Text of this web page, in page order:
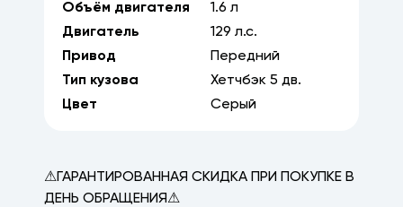
Объём двигателя
1.6 л
Двигатель
129 л.с.
Привод
Передний
Тип кузова
Хетчбэк 5 дв.
Цвет
Серый
⚠ГАРАНТИРОВАННАЯ СКИДКА ПРИ ПОКУПКЕ В
ДЕНЬ ОБРАЩЕНИЯ⚠